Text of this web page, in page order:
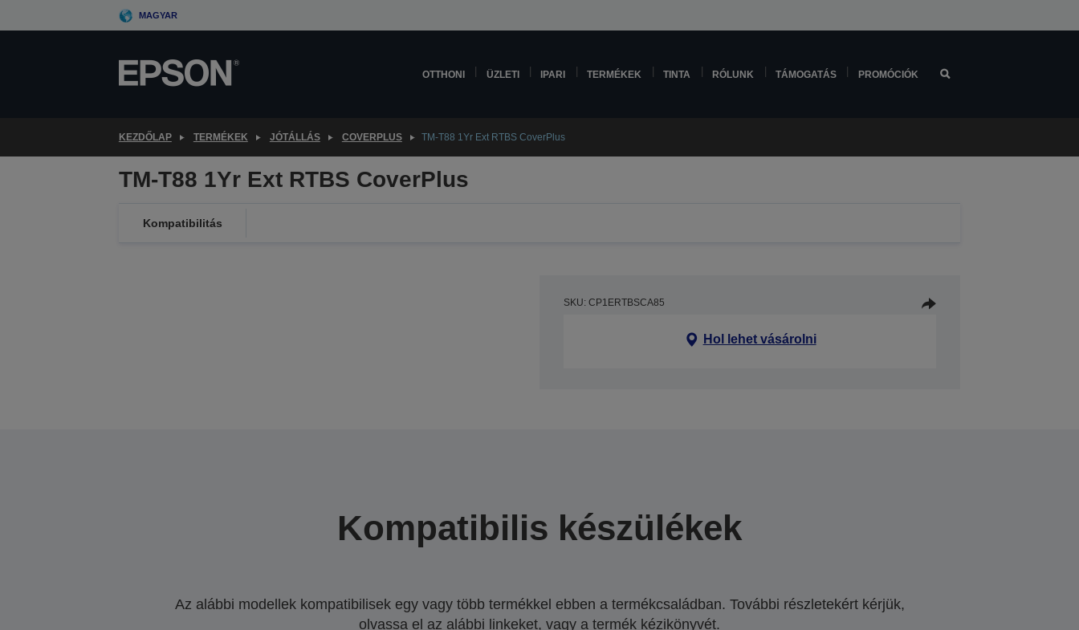
to
MAGYAR
OTTHONI ÜZLETI IPARI TERMÉKEK TINTA RÓLUNK TÁMOGATÁS PROMÓCIÓK
KEZDŐLAP TERMÉKEK JÓTÁLLÁS COVERPLUS TM-T88 1Yr Ext RTBS CoverPlus
TM-T88 1Yr Ext RTBS CoverPlus
Kompatibilitás
SKU: CP1ERTBSCA85
Hol lehet vásárolni
Kompatibilis készülékek
Az alábbi modellek kompatibilisek egy vagy több termékkel ebben a termékcsaládban. További részletekért kérjük,
olvassa el az alábbi linkeket, vagy a termék kézikönyvét.